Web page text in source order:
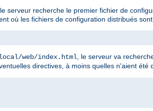
serveur recherche le premier fichier de
où les fichiers de configuration distribués sont
web/index.html , le serveur va
directives, à moins quelles n'aient été